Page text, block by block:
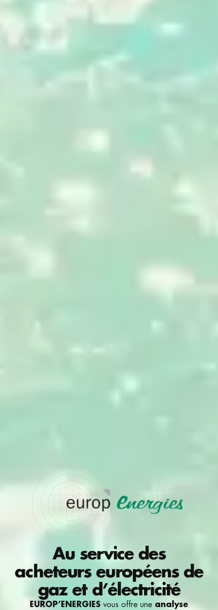
Au service des
acheteurs européens de
gaz et d’électricité
EUROP’ENERGIES vous offre une analyse